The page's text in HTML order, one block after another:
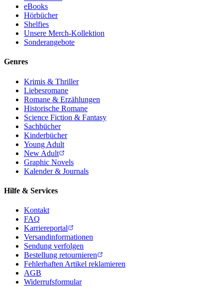
eBooks
Hörbücher
Shelfies
Unsere Merch-Kollektion
Sonderangebote
Genres
Krimis & Thriller
Liebesromane
Romane & Erzählungen
Historische Romane
Science Fiction & Fantasy
Sachbücher
Kinderbücher
Young Adult
New Adult
Graphic Novels
Kalender & Journals
Hilfe & Services
Kontakt
FAQ
Karriereportal
Versandinformationen
Sendung verfolgen
Bestellung retournieren
Fehlerhaften Artikel reklamieren
AGB
Widerrufsformular